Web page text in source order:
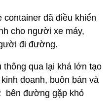
container đã điều khiển
cho người xe máy,
đi đường.
qua lại khá lớn tạo
doanh, buôn bán và
bên đường gặp khó